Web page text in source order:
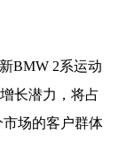
BMW 2系运动
长潜力，将占
场的客户群体